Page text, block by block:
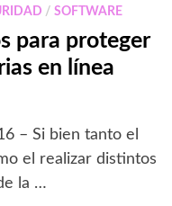
/ SOFTWARE
para proteger
en línea
– Si bien tanto el
el realizar distintos
la …